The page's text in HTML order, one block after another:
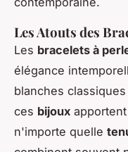
Les Atouts des
Les bracelets à
élégance
blanches
ces bijoux
n'importe quelle